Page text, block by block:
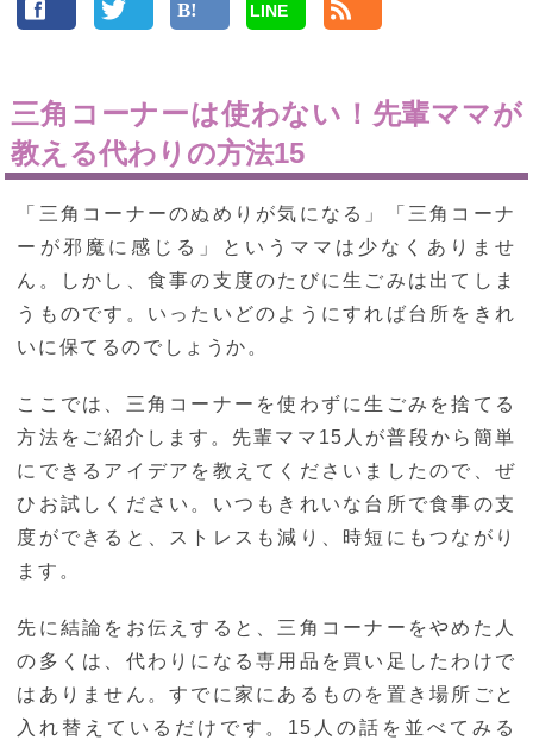
LINE
三角コーナーは使わない！先輩ママが
教える代わりの方法15
「三角コーナーのぬめりが気になる」「三角コーナ
ーが邪魔に感じる」というママは少なくありませ
ん。しかし、食事の支度のたびに生ごみは出てしま
うものです。いったいどのようにすれば台所をきれ
いに保てるのでしょうか。
ここでは、三角コーナーを使わずに生ごみを捨てる
方法をご紹介します。先輩ママ15人が普段から簡単
にできるアイデアを教えてくださいましたので、ぜ
ひお試しください。いつもきれいな台所で食事の支
度ができると、ストレスも減り、時短にもつながり
ます。
先に結論をお伝えすると、三角コーナーをやめた人
の多くは、代わりになる専用品を買い足したわけで
はありません。すでに家にあるものを置き場所ごと
入れ替えているだけです。15人の話を並べてみる